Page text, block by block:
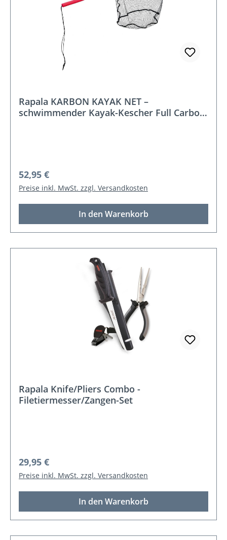
Rapala KARBON KAYAK NET –
schwimmender Kayak-Kescher Full Carbon
Regulärer Preis:
52,95 €
Preise inkl. MwSt. zzgl. Versandkosten
In den Warenkorb
Rapala Knife/Pliers Combo -
Filetiermesser/Zangen-Set
Regulärer Preis:
29,95 €
Preise inkl. MwSt. zzgl. Versandkosten
In den Warenkorb